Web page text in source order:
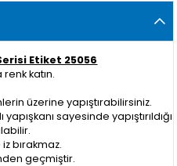
Etiket 25056
katın.
üzerine yapıştırabilirsiniz.
sayesinde yapıştırıldığı
bırakmaz.
geçmiştir.